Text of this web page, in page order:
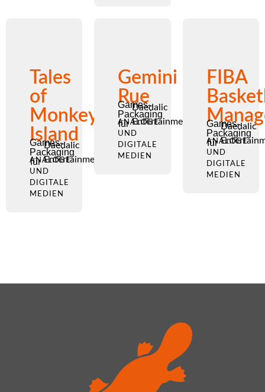
Tales
of
Monkey
Island
Games-
Packaging
für
Daedalic
Entertainment
ANALOGE
UND
DIGITALE
MEDIEN
Gemini
Rue
Games-
Packaging
für
Daedalic
Entertainment
ANALOGE
UND
DIGITALE
MEDIEN
FIBA
Games-
Packaging
für
Daedalic
ANALOGE
UND
DIGITALE
MEDIEN